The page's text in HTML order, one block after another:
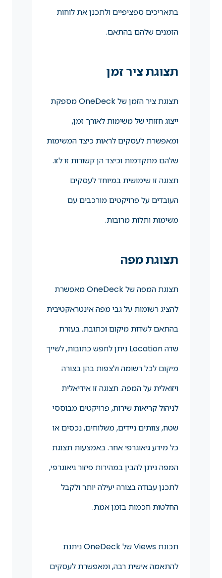
בתאריכים ספציפיים ולתכנן את לוחות
הזמנים שלהם בהתאם.
תצוגת ציר זמן
תצוגת ציר הזמן של OneDeck מספקת
ייצוג חזותי של משימות לאורך זמן,
ומאפשרת לעסקים לראות כיצד המשימות
שלהם מתקדמות וכיצד הן קשורות זו לזו.
תצוגה זו שימושית במיוחד לעסקים
העובדים על פרויקטים מורכבים עם
משימות ותלות מרובות.
תצוגת מפה
תצוגת המפה של OneDeck מאפשרת
להציג רשומות על גבי מפה אינטראקטיבית
בהתאם לשדות מיקום וכתובת. בעזרת
שדה Location ניתן לחפש כתובות, לשייך
מיקום לכל רשומה ולצפות בהן בצורה
ויזואלית על המפה. תצוגה זו אידיאלית
לניהול קריאות שירות, פרויקטים מבוססי
שטח, צוותים ניידים, משלוחים, נכסים או
כל מידע גיאוגרפי אחר. באמצעות תצוגת
המפה ניתן להבין במהירות פיזור גיאוגרפי,
לתכנן עבודה בצורה יעילה יותר ולקבל
החלטות חכמות בזמן אמת.
תכונת Views של OneDeck ניתנת
להתאמה אישית רבה, ומאפשרת לעסקים